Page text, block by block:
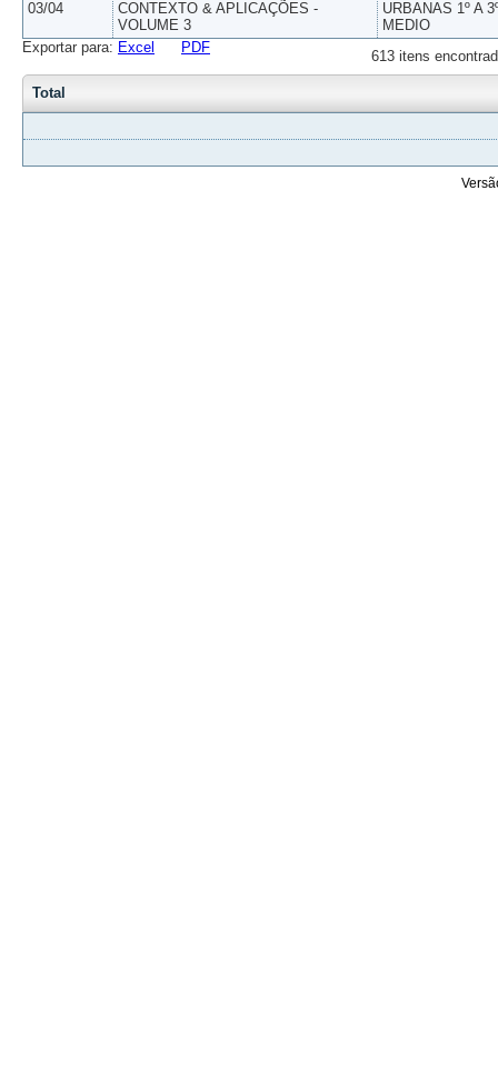
03/04
CONTEXTO & APLICAÇÕES -
VOLUME 3
URBANAS 1º A
MEDIO
613 itens
Exportar para: Excel PDF
Total